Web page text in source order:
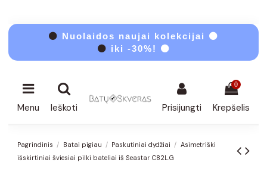
⚫ Nuolaidos naujai kolekcijai ⚫
⚫ iki -30%! ⚫
Menu Ieškoti Prisijungti
0
Krepšelis
Pagrindinis Batai pigiau Paskutiniai dydžiai
Asimetriški
išskirtiniai šviesiai pilki bateliai iš Seastar C82L.G